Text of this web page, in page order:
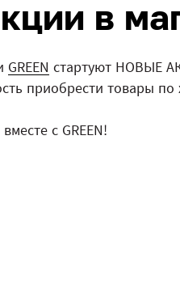
в
GREEN стартуют НОВЫЕ
приобрести товары
с GREEN!